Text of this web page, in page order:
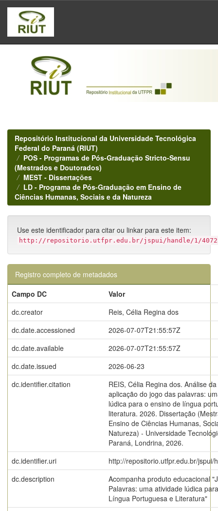
Skip
navigation
Repositório Institucional da Universidade Tecnológica
Federal do Paraná (RIUT)
POS - Programas de Pós-Graduação Stricto-Sensu
(Mestrados e Doutorados)
MEST - Dissertações
LD - Programa de Pós-Graduação em Ensino de
Ciências Humanas, Sociais e da Natureza
Use este identificador para citar ou linkar para este item:
http://repositorio.utfpr.edu.br/jspui/handle/1/
Registro completo de metadados
Campo DC
Valor
dc.creator
Reis, Célia Regina dos
dc.date.accessioned
2026-07-07T21:55:57Z
dc.date.available
2026-07-07T21:55:57Z
dc.date.issued
2026-06-23
dc.identifier.citation
REIS, Célia Regina dos. Análise
aplicação do jogo das palavras:
lúdica para o ensino de língua
literatura. 2026. Dissertação
Ensino de Ciências Humanas,
Natureza) - Universidade
Paraná, Londrina, 2026.
dc.identifier.uri
http://repositorio.utfpr.edu.br/jspui/
dc.description
Acompanha produto educacional
Palavras: uma atividade lúdica
Língua Portuguesa e Literatura"